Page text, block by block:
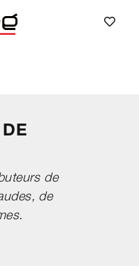
de
de